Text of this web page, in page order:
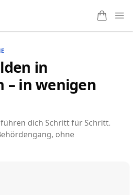
in
– in wenigen
dich Schritt für Schritt.
ohne